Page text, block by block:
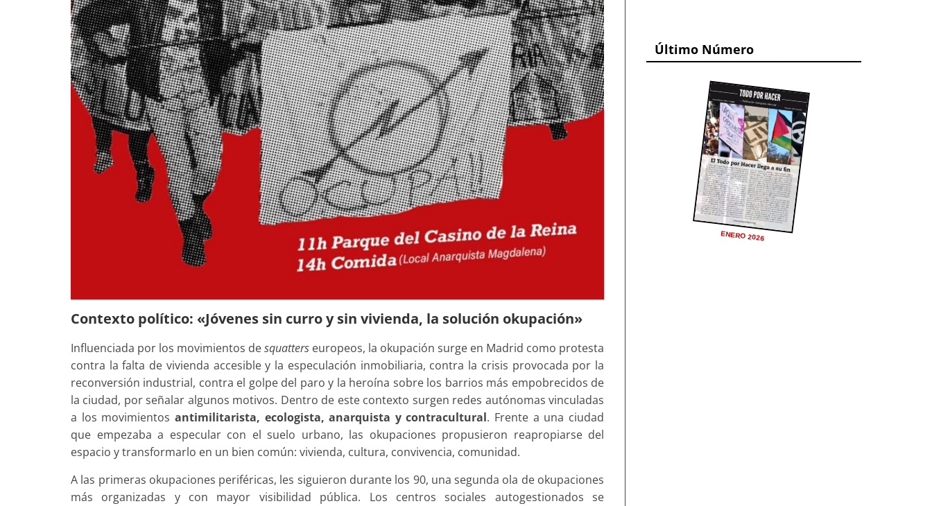
Contexto político: «Jóvenes sin curro y sin vivienda, la solución okupación»
Influenciada por los movimientos desquatters europeos, la okupación surge en Madrid como protesta
contra la falta de vivienda accesible y la especulación inmobiliaria, contra la crisis provocada por la
reconversión industrial, contra el golpe del paro y la heroína sobre los barrios más empobrecidos de
la ciudad, por señalar algunos motivos. Dentro de este contexto surgen redes autónomas vinculadas
a los movimientos antimilitarista, ecologista, anarquista y contracultural. Frente a una ciudad
que empezaba a especular con el suelo urbano, las okupaciones propusieron reapropiarse del
espacio y transformarlo en un bien común: vivienda, cultura, convivencia, comunidad.
A las primeras okupaciones periféricas, les siguieron durante los 90, una segunda ola de okupaciones
más organizadas y con mayor visibilidad pública. Los centros sociales autogestionados se
Último Número
ENERO 2026